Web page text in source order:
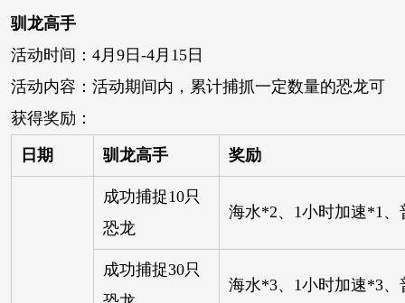
驯龙高手
活动时间：4月9日-4月15日
活动内容：活动期间内，累计捕抓一定数量的恐龙可
获得奖励：
日期 驯龙高手 奖励
成功捕捉10只
恐龙
海水*2、1小时加速*1、
成功捕捉30只
海水*3、1小时加速*3、